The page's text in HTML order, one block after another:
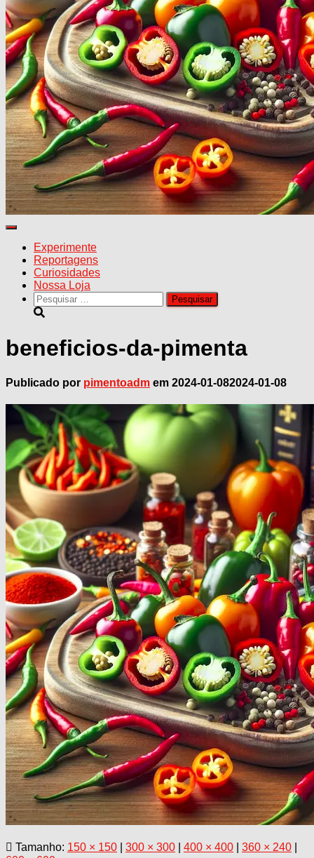
Alternar
navegaçãoExperimente
Reportagens
Curiosidades
Nossa Loja
Pesquisar
por:
beneficios-da-pimenta
Publicado por pimentoadm em 2024-01-082024-01-08
Tamanho: 150 × 150 300 × 300 400 × 400 360 × 240